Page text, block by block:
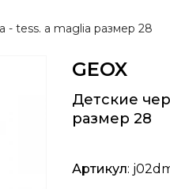
- tess. a maglia размер 28
GEOX
Детские
размер 28
Артикул: